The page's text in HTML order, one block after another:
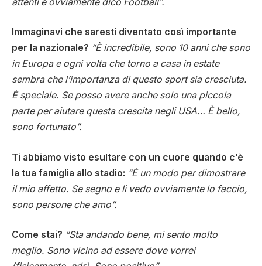
Immaginavi che saresti diventato così importante
per la nazionale? “È incredibile, sono 10 anni che sono
in Europa e ogni volta che torno a casa in estate
sembra che l’importanza di questo sport sia cresciuta.
È speciale. Se posso avere anche solo una piccola
parte per aiutare questa crescita negli USA… È bello,
sono fortunato”.
Ti abbiamo visto esultare con un cuore quando c’è
la tua famiglia allo stadio: “È un modo per dimostrare
il mio affetto. Se segno e li vedo ovviamente lo faccio,
sono persone che amo”.
Come stai? “Sta andando bene, mi sento molto
meglio. Sono vicino ad essere dove vorrei